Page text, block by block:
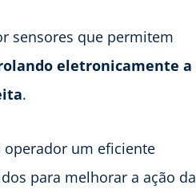
sensores que permitem
eletronicamente a
.
operador um eficiente
para melhorar a ação da